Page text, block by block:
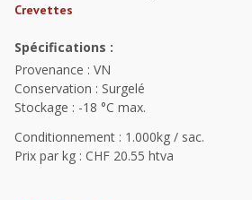
Crevettes
Spécifications :
Provenance : VN
Conservation : Surgelé
Stockage : -18 °C max.
Conditionnement : 1.000kg / sac.
Prix par kg : CHF 20.55 htva